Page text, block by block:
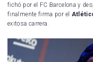
fichó por el FC Barcelona y
finalmente firma por el
exitosa carrera.